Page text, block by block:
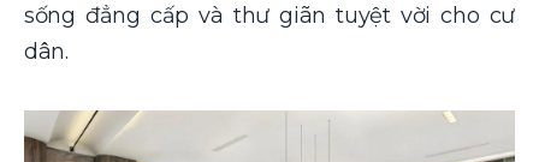
sống đẳng cấp và thư giãn tuyệt vời cho cư
dân.